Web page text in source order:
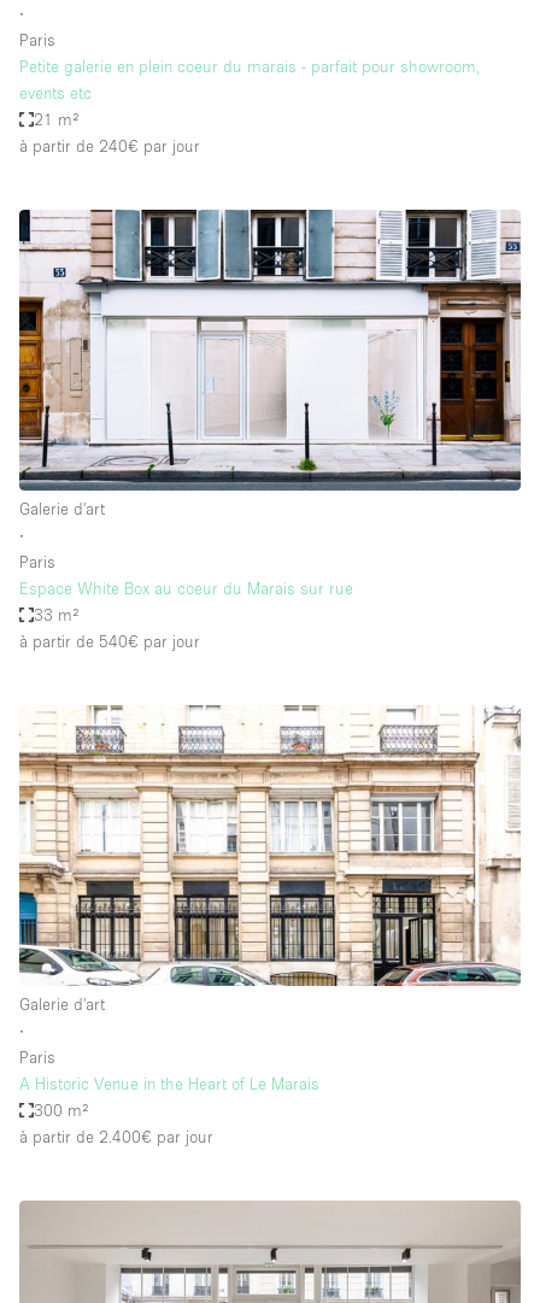
∙
Paris
Petite galerie en plein coeur du marais - parfait pour showroom,
events etc
21 m²
à partir de 240€ par jour
Galerie d'art
∙
Paris
Espace White Box au coeur du Marais sur rue
33 m²
à partir de 540€ par jour
Galerie d'art
∙
Paris
A Historic Venue in the Heart of Le Marais
300 m²
à partir de 2.400€ par jour